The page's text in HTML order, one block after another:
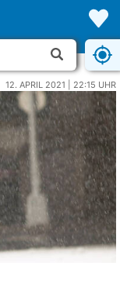
12. APRIL 2021 | 22:15 UHR